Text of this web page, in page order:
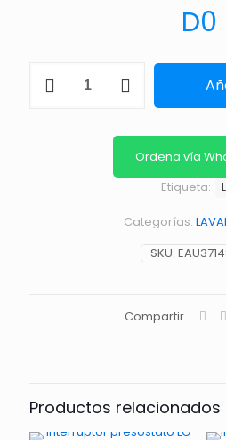
D0
Ordena vía
SKU:
Categorías:
Etiqueta:
Compartir
Productos relacionados